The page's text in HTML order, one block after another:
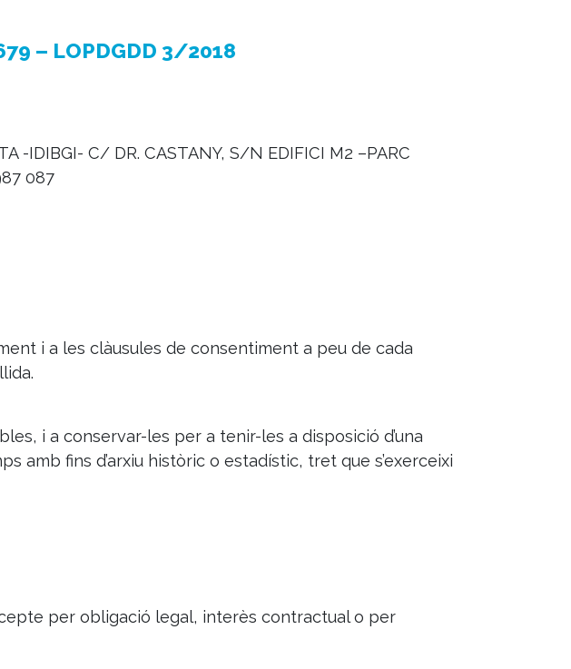
– LOPDGDD 3/2018
-IDIBGI- C/ DR. CASTANY, S/N EDIFICI M2 –PARC
087
i a les clàusules de consentiment a peu de cada
i a conservar-les per a tenir-les a disposició d’una
fins d’arxiu històric o estadístic, tret que s’exerceixi
per obligació legal, interès contractual o per